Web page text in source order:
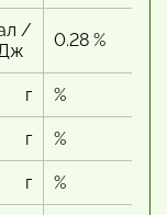
/
0.28 %
г %
г %
г %